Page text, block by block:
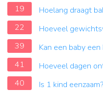
19
Hoelang draagt
22
Hoeveel
39
Kan een baby
41
Hoeveel dagen
40
Is 1 kind eenzaam?